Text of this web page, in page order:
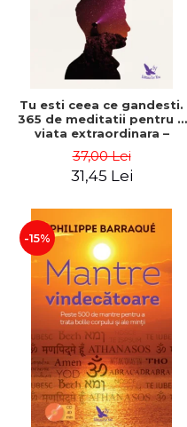
Tu esti ceea ce gandesti.
365 de meditatii pentru o
viata extraordinara –
37,00 Lei
31,45 Lei
-15%